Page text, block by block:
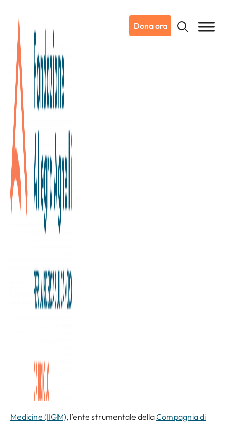
Dona ora
Dottoressa Barbara Pardini
Dottoressa Barbara Pardini
microbioma che si trova nel nostro intestino: un mondo
immenso che non finisce mai di fornirci informazioni
fondamentali per la prevenzione e la cura dei tumori.
Se ne sta occupando presso l’
Medicine (IIGM), l’ente strumentale dellaCompagnia di